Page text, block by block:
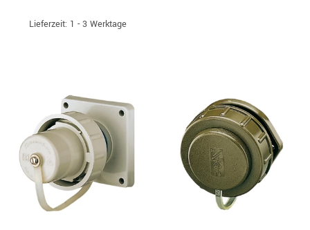
Lieferzeit: 1 - 3 Werktage